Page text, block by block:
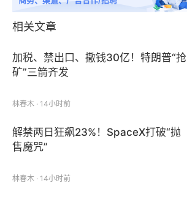
相关文章
加税、禁出口、撒钱30亿！特朗普“抢
矿”三箭齐发
林春木 · 14小时前
解禁两日狂飙23%！SpaceX打破“抛
售魔咒”
林春木 · 14小时前